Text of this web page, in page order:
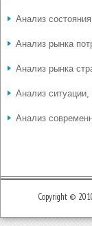
Анализ
Анализ рынка
Анализ рынка
Анализ ситуации,
Анализ
Copyright ©